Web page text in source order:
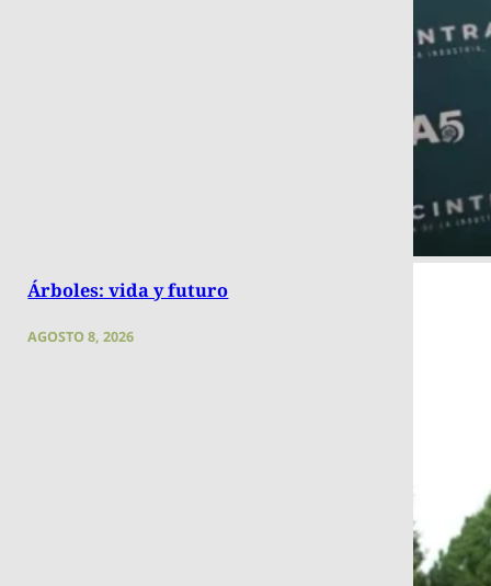
Árboles: vida y futuro
AGOSTO 8, 2026